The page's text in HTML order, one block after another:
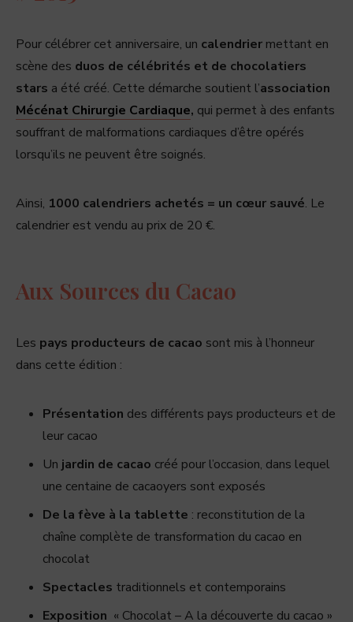
Pour célébrer cet anniversaire, un calendrier mettant en
scène des duos de célébrités et de chocolatiers
stars a été créé. Cette démarche soutient l’association
Mécénat Chirurgie Cardiaque, qui permet à des enfants
souffrant de malformations cardiaques d’être opérés
lorsqu’ils ne peuvent être soignés.
Ainsi, 1000 calendriers achetés = un cœur sauvé. Le
calendrier est vendu au prix de 20 €.
Aux Sources du Cacao
Les pays producteurs de cacao sont mis à l’honneur
dans cette édition :
Présentation des différents pays producteurs et de
leur cacao
Unjardin de cacao créé pour l’occasion, dans lequel
une centaine de cacaoyers sont exposés
De la fève à la tablette : reconstitution de la
chaîne complète de transformation du cacao en
chocolat
Spectacles traditionnels et contemporains
Exposition « Chocolat – A la découverte du cacao »